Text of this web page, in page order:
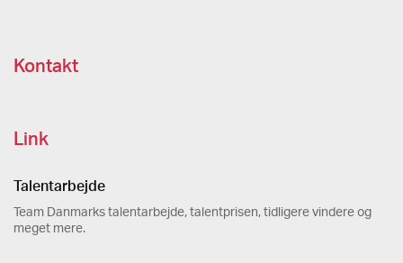
Kontakt
Link
Talentarbejde
Team Danmarks talentarbejde, talentprisen, tidligere vindere og
meget mere.